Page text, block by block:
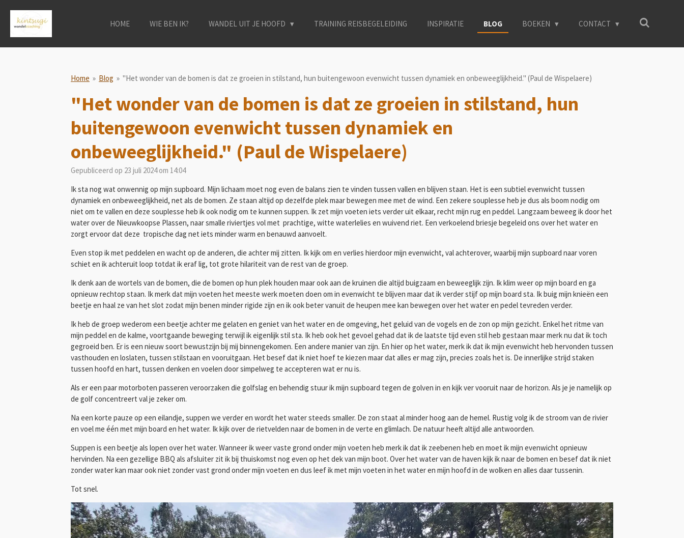
Ga
direct
HOME WIE BEN IK? WANDEL UIT JE HOOFD TRAINING REISBEGELEIDING INSPIRATIE BLOG BOEKEN CONTACT
Home » Blog » "Het wonder van de bomen is dat ze groeien in stilstand, hun buitengewoon evenwicht tussen dynamiek en onbeweeglijkheid." (Paul de Wispelaere)
"Het wonder van de bomen is dat ze groeien in stilstand, hun
buitengewoon evenwicht tussen dynamiek en
onbeweeglijkheid." (Paul de Wispelaere)
Gepubliceerd op 23 juli 2024 om 14:04
Ik sta nog wat onwennig op mijn supboard. Mijn lichaam moet nog even de balans zien te vinden tussen vallen en blijven staan. Het is een subtiel evenwicht tussen
dynamiek en onbeweeglijkheid, net als de bomen. Ze staan altijd op dezelfde plek maar bewegen mee met de wind. Een zekere souplesse heb je dus als boom nodig om
niet om te vallen en deze souplesse heb ik ook nodig om te kunnen suppen. Ik zet mijn voeten iets verder uit elkaar, recht mijn rug en peddel. Langzaam beweeg ik door het
water over de Nieuwkoopse Plassen, naar smalle riviertjes vol met prachtige, witte waterlelies en wuivend riet. Een verkoelend briesje begeleid ons over het water en
zorgt ervoor dat deze tropische dag net iets minder warm en benauwd aanvoelt.
Even stop ik met peddelen en wacht op de anderen, die achter mij zitten. Ik kijk om en verlies hierdoor mijn evenwicht, val achterover, waarbij mijn supboard naar voren
schiet en ik achteruit loop totdat ik eraf lig, tot grote hilariteit van de rest van de groep.
Ik denk aan de wortels van de bomen, die de bomen op hun plek houden maar ook aan de kruinen die altijd buigzaam en beweeglijk zijn. Ik klim weer op mijn board en ga
opnieuw rechtop staan. Ik merk dat mijn voeten het meeste werk moeten doen om in evenwicht te blijven maar dat ik verder stijf op mijn board sta. Ik buig mijn knieën een
beetje en haal ze van het slot zodat mijn benen minder rigide zijn en ik ook beter vanuit de heupen mee kan bewegen over het water en pedel tevreden verder.
Ik heb de groep wederom een beetje achter me gelaten en geniet van het water en de omgeving, het geluid van de vogels en de zon op mijn gezicht. Enkel het ritme van
mijn peddel en de kalme, voortgaande beweging terwijl ik eigenlijk stil sta. Ik heb ook het gevoel gehad dat ik de laatste tijd even stil heb gestaan maar merk nu dat ik toch
gegroeid ben. Er is een nieuw soort bewustzijn bij mij binnengekomen. Een andere manier van zijn. En hier op het water, merk ik dat ik mijn evenwicht heb hervonden tussen
vasthouden en loslaten, tussen stilstaan en vooruitgaan. Het besef dat ik niet hoef te kiezen maar dat alles er mag zijn, precies zoals het is. De innerlijke strijd staken
tussen hoofd en hart, tussen denken en voelen door simpelweg te accepteren wat er nu is.
Als er een paar motorboten passeren veroorzaken die golfslag en behendig stuur ik mijn supboard tegen de golven in en kijk ver vooruit naar de horizon. Als je je namelijk op
de golf concentreert val je zeker om.
Na een korte pauze op een eilandje, suppen we verder en wordt het water steeds smaller. De zon staat al minder hoog aan de hemel. Rustig volg ik de stroom van de rivier
en voel me één met mijn board en het water. Ik kijk over de rietvelden naar de bomen in de verte en glimlach. De natuur heeft altijd alle antwoorden.
Suppen is een beetje als lopen over het water. Wanneer ik weer vaste grond onder mijn voeten heb merk ik dat ik zeebenen heb en moet ik mijn evenwicht opnieuw
hervinden. Na een gezellige BBQ als afsluiter zit ik bij thuiskomst nog even op het dek van mijn boot. Over het water van de haven kijk ik naar de bomen en besef dat ik niet
zonder water kan maar ook niet zonder vast grond onder mijn voeten en dus leef ik met mijn voeten in het water en mijn hoofd in de wolken en alles daar tussenin.
Tot snel.